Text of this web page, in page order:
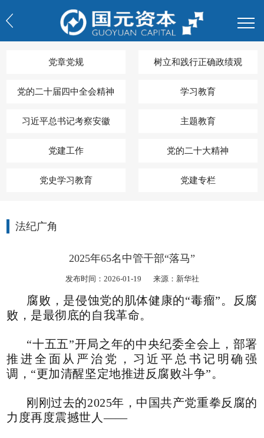
党章党规 树立和践行正确政绩观
党的二十届四中全会精神 学习教育
习近平总书记考察安徽 主题教育
党建工作 党的二十大精神
党史学习教育 党建专栏
法纪广角
2025年65名中管干部“落马”
发布时间：2026-01-19 来源：新华社
腐败，是侵蚀党的肌体健康的“毒瘤”。反腐
败，是最彻底的自我革命。
“十五五”开局之年的中央纪委全会上，部署
推进全面从严治党，习近平总书记明确强
调，“更加清醒坚定地推进反腐败斗争”。
刚刚过去的2025年，中国共产党重拳反腐的
力度再度震撼世人——